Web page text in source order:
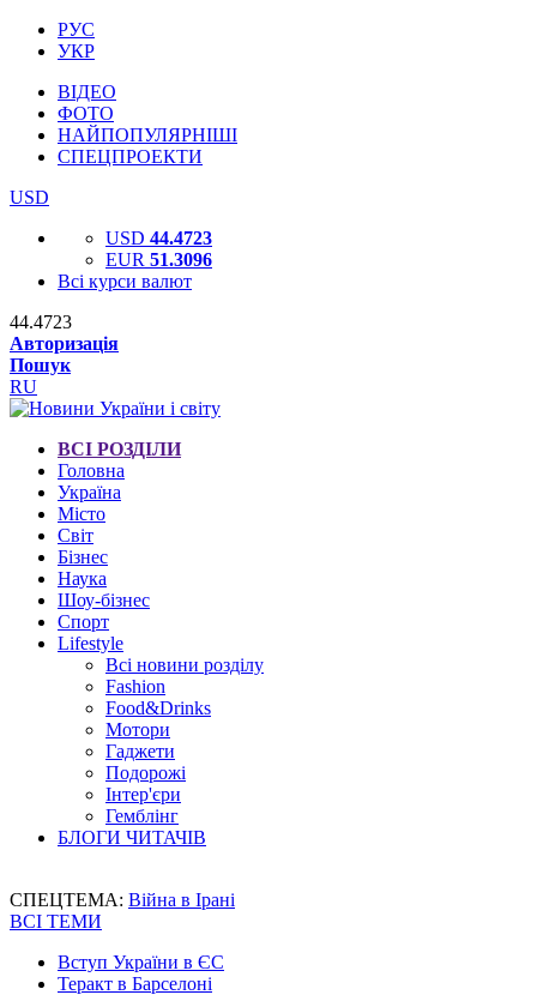
РУС
УКР
ВІДЕО
ФОТО
НАЙПОПУЛЯРНІШІ
СПЕЦПРОЕКТИ
USD
USD 44.4723
EUR 51.3096
Всі курси валют
44.4723
Авторизація
Пошук
RU
ВСІ РОЗДІЛИ
Головна
Україна
Місто
Світ
Бізнес
Наука
Шоу-бізнес
Спорт
Lifestyle
Всі новини розділу
Fashion
Food&Drinks
Мотори
Гаджети
Подорожі
Інтер'єри
Гемблінг
БЛОГИ ЧИТАЧІВ
СПЕЦТЕМА: Війна в Ірані
ВСІ ТЕМИ
Вступ України в ЄС
Теракт в Барселоні